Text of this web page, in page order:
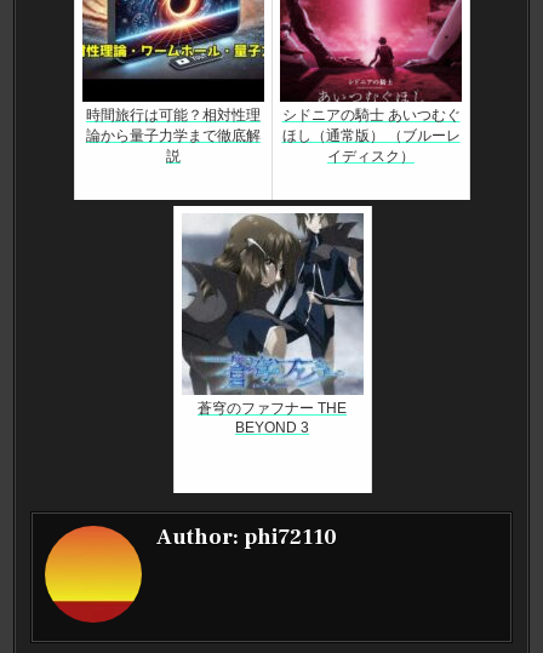
時間旅行は可能？相対性理
論から量子力学まで徹底解
説
シドニアの騎士 あいつむぐ
ほし（通常版） （ブルーレ
イディスク）
蒼穹のファフナー THE
BEYOND 3
Author: phi72110